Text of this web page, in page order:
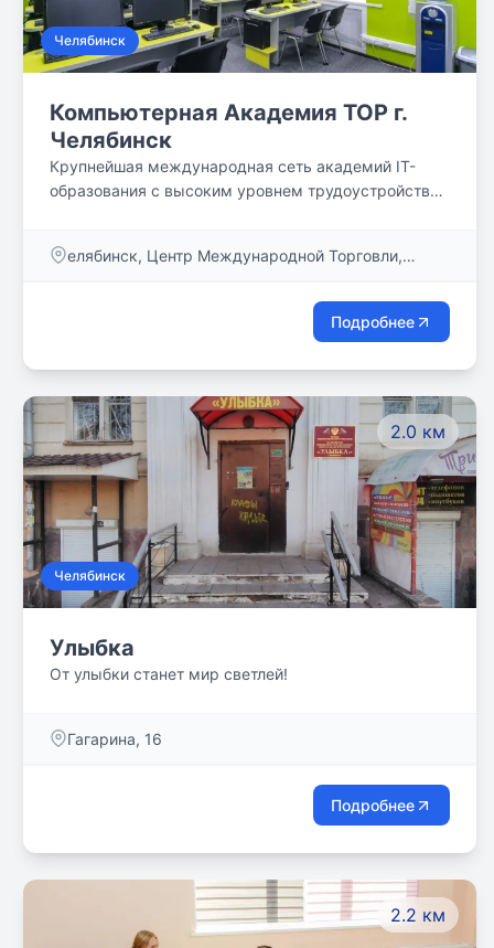
Челябинск
Компьютерная Академия TOP г.
Челябинск
Крупнейшая международная сеть академий IT-
образования с высоким уровнем трудоустройства
елябинск, Центр Международной Торговли,
Подробнее
2.0 км
Челябинск
Улыбка
От улыбки станет мир светлей!
Гагарина, 16
Подробнее
2.2 км